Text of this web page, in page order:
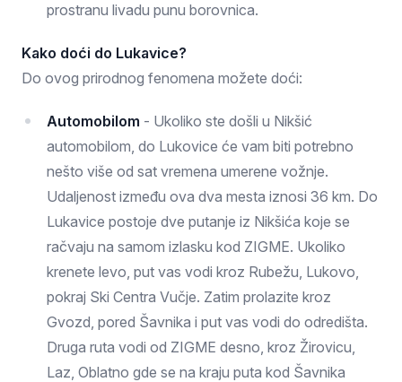
prostranu livadu punu borovnica.
Kako doći do Lukavice?
Do ovog prirodnog fenomena možete doći:
Automobilom - Ukoliko ste došli u Nikšić
automobilom, do Lukovice će vam biti potrebno
nešto više od sat vremena umerene vožnje.
Udaljenost između ova dva mesta iznosi 36 km. Do
Lukavice postoje dve putanje iz Nikšića koje se
račvaju na samom izlasku kod ZIGME. Ukoliko
krenete levo, put vas vodi kroz Rubežu, Lukovo,
pokraj Ski Centra Vučje. Zatim prolazite kroz
Gvozd, pored Šavnika i put vas vodi do odredišta.
Druga ruta vodi od ZIGME desno, kroz Žirovicu,
Laz, Oblatno gde se na kraju puta kod Šavnika